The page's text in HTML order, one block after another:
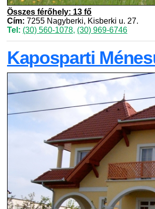
Összes férőhely: 13 fő
Cím: 7255 Nagyberki, Kisberki u. 27.
Tel: (30) 560-1078, (30) 969-6746
Kaposparti